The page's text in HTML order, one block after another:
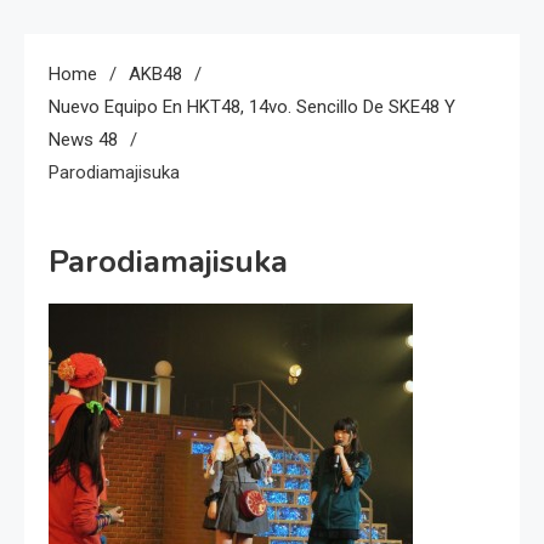
Home
AKB48
Nuevo Equipo En HKT48, 14vo. Sencillo De SKE48 Y
News 48
Parodiamajisuka
Parodiamajisuka